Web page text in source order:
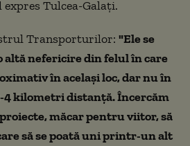
Tulcea-Galați.
Transporturilor: "Ele se
altă nefericire din felul în care
în același loc, dar nu în
4 kilometri distanță. Încercăm
măcar pentru viitor, să
să se poată uni printr-un alt